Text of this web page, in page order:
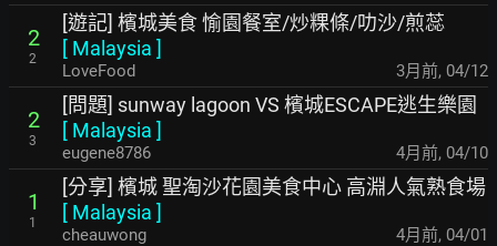
2
2
[遊記] 檳城美食 愉園餐室/炒粿條/叻沙/煎蕊
[ Malaysia ]
LoveFood 3月前, 04/12
2
3
[問題] sunway lagoon VS 檳城ESCAPE逃生樂園
[ Malaysia ]
eugene8786 4月前, 04/10
1
1
[分享] 檳城 聖淘沙花園美食中心 高淵人氣熟食場
[ Malaysia ]
cheauwong 4月前, 04/01